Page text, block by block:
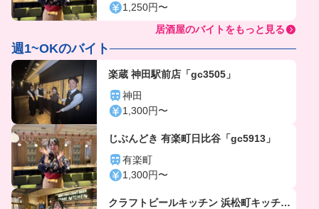
1,250円〜
居酒屋のバイトをもっと見る
週1~OKのバイト
楽蔵 神田駅前店「gc3505」
神田
1,300円〜
じぶんどき 有楽町日比谷「gc5913」
有楽町
1,300円〜
クラフトビールキッチン 浜松町キッチン